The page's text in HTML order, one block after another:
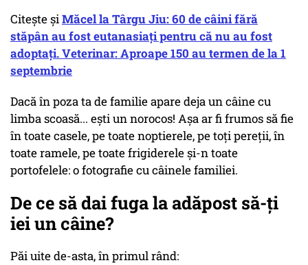
Citește șiMăcel la Târgu Jiu: 60 de câini fără
stăpân au fost eutanasiați pentru că nu au fost
adoptați. Veterinar: Aproape 150 au termen de la 1
septembrie
Dacă în poza ta de familie apare deja un câine cu
limba scoasă... ești un norocos! Așa ar fi frumos să fie
în toate casele, pe toate noptierele, pe toți pereții, în
toate ramele, pe toate frigiderele și-n toate
portofelele: o fotografie cu câinele familiei.
De ce să dai fuga la adăpost să-ți
iei un câine?
Păi uite de-asta, în primul rând: